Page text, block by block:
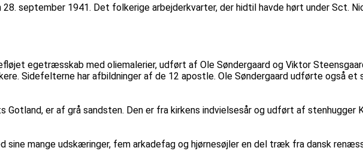
september 1941. Det folkerige arbejderkvarter, der hidtil havde hørt under Sct.
egetræsskab med oliemalerier, udført af Ole Søndergaard og Viktor
Sidefelterne har afbildninger af de 12 apostle. Ole Søndergaard udførte også et
er af grå sandsten. Den er fra kirkens indvielsesår og udført af stenhugger
mange udskæringer, fem arkadefag og hjørnesøjler en del træk fra dansk